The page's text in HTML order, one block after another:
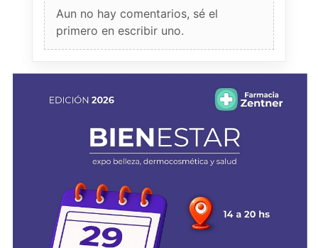
Aun no hay comentarios, sé el
primero en escribir uno.